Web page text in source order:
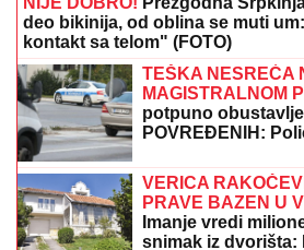
deo bikinija, od oblina se muti
kontakt sa telom" (FOTO)
TEŠKA NESREĆA
MAGISTRALNOM
potpuno
POVREĐENIH:
VERICA
PRAVE BAZEN U
Imanje vredi
snimak iz dvorišta: